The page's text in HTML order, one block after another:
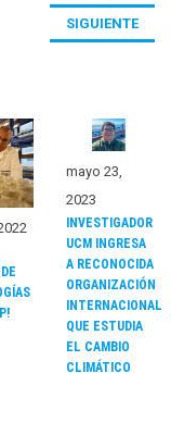
SIGUIENTE
mayo 23,
2023
INVESTIGADOR
UCM INGRESA
A RECONOCIDA
ORGANIZACIÓN
INTERNACIONAL
QUE ESTUDIA
EL CAMBIO
CLIMÁTICO